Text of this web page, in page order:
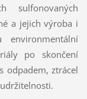
sulfonovaných
a jejich výroba i
po skončení
odpadem, ztrácel